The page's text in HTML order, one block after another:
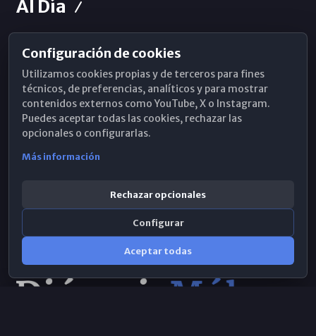
Al Día
Horarios de Misa
Hemeroteca
WhatsApp
Configuración de cookies
Utilizamos cookies propias y de terceros para fines
técnicos, de preferencias, analíticos y para mostrar
contenidos externos como YouTube, X o Instagram.
Puedes aceptar todas las cookies, rechazar las
opcionales o configurarlas.
Más información
Rechazar opcionales
Configurar
Aceptar todas